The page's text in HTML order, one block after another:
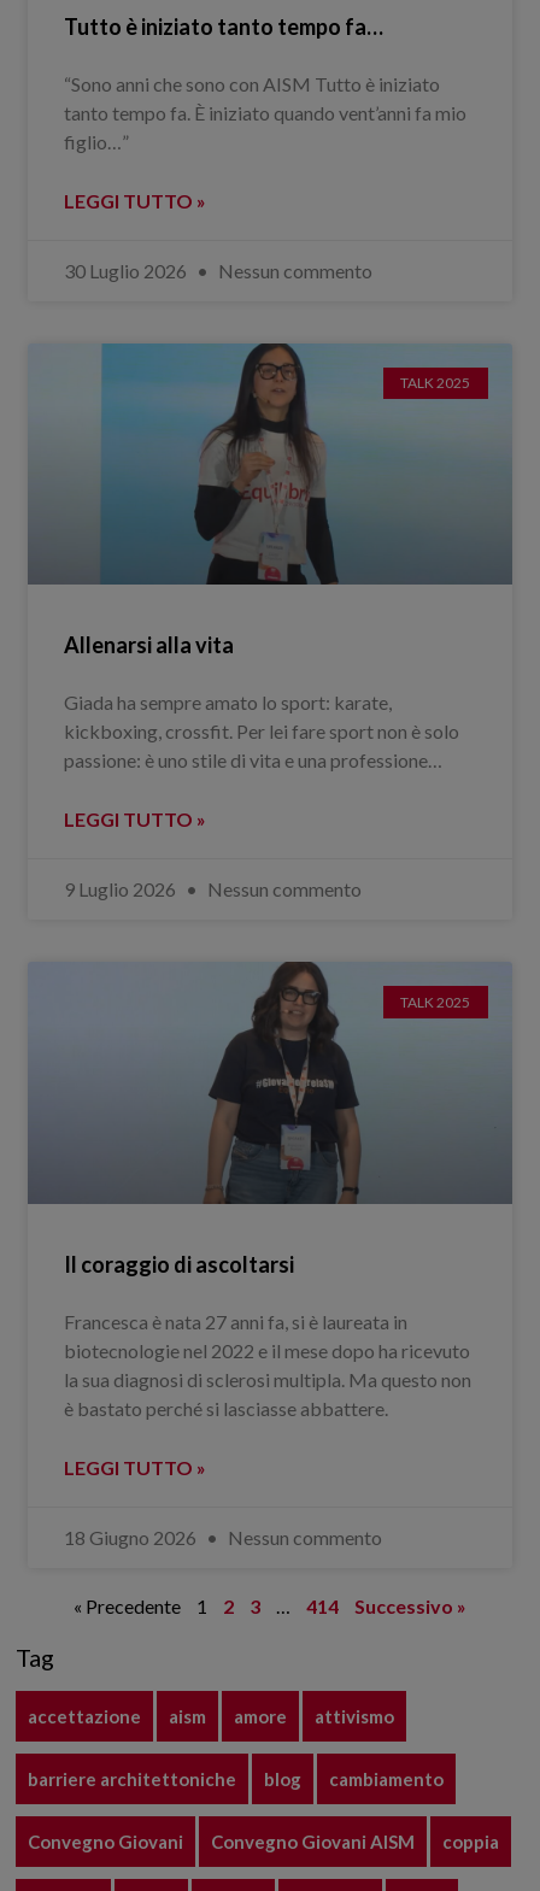
Tutto è iniziato tanto tempo fa…
“Sono anni che sono con AISM Tutto è iniziato
tanto tempo fa. È iniziato quando vent’anni fa mio
figlio…”
LEGGI TUTTO »
30 Luglio 2026 Nessun commento
TALK 2025
Allenarsi alla vita
Giada ha sempre amato lo sport: karate,
kickboxing, crossfit. Per lei fare sport non è solo
passione: è uno stile di vita e una professione…
LEGGI TUTTO »
9 Luglio 2026 Nessun commento
TALK 2025
Il coraggio di ascoltarsi
Francesca è nata 27 anni fa, si è laureata in
biotecnologie nel 2022 e il mese dopo ha ricevuto
la sua diagnosi di sclerosi multipla. Ma questo non
è bastato perché si lasciasse abbattere.
LEGGI TUTTO »
18 Giugno 2026 Nessun commento
« Precedente 1 2 3 … 414 Successivo »
Tag
accettazione aism amore attivismo
barriere architettoniche blog cambiamento
Convegno Giovani Convegno Giovani AISM coppia